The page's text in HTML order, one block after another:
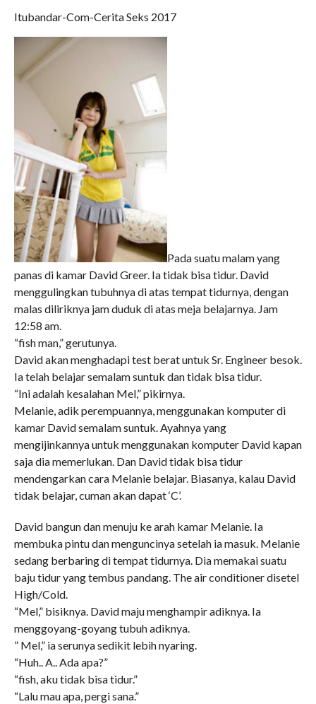
Itubandar-Com-Cerita Seks 2017
Pada suatu malam yang
panas di kamar David Greer. Ia tidak bisa tidur. David
menggulingkan tubuhnya di atas tempat tidurnya, dengan
malas diliriknya jam duduk di atas meja belajarnya. Jam
12:58 am.
“fish man,” gerutunya.
David akan menghadapi test berat untuk Sr. Engineer besok.
Ia telah belajar semalam suntuk dan tidak bisa tidur.
“Ini adalah kesalahan Mel,” pikirnya.
Melanie, adik perempuannya, menggunakan komputer di
kamar David semalam suntuk. Ayahnya yang
mengijinkannya untuk menggunakan komputer David kapan
saja dia memerlukan. Dan David tidak bisa tidur
mendengarkan cara Melanie belajar. Biasanya, kalau David
tidak belajar, cuman akan dapat ‘C’.
David bangun dan menuju ke arah kamar Melanie. Ia
membuka pintu dan menguncinya setelah ia masuk. Melanie
sedang berbaring di tempat tidurnya. Dia memakai suatu
baju tidur yang tembus pandang. The air conditioner disetel
High/Cold.
“Mel,” bisiknya. David maju menghampir adiknya. Ia
menggoyang-goyang tubuh adiknya.
” Mel,” ia serunya sedikit lebih nyaring.
“Huh.. A.. Ada apa?”
“fish, aku tidak bisa tidur.”
“Lalu mau apa, pergi sana.”